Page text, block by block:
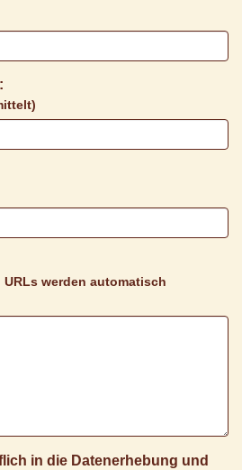
URLs werden automatisch
in die Datenerhebung und